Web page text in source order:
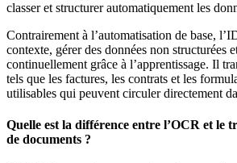
classer et structurer automatiquement les
Contrairement à l’automatisation de base,
contexte, gérer des données non structurées
continuellement grâce à l’apprentissage. Il
tels que les factures, les contrats et les
utilisables qui peuvent circuler directement
Quelle est la différence entre l’OCR et le
de documents ?